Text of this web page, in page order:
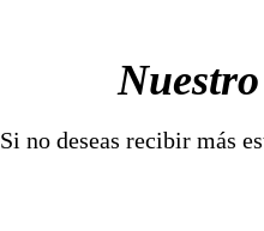
Si no deseas recibir más